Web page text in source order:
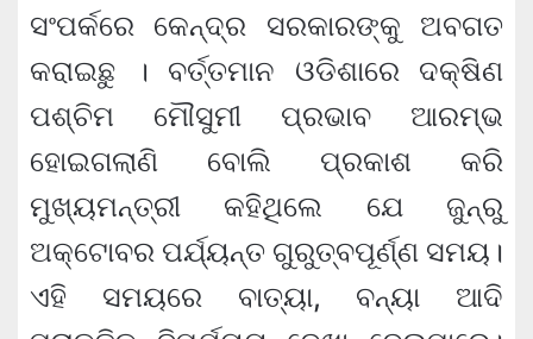
ସଂପର୍କରେ କେନ୍ଦ୍ର ସରକାରଙ୍କୁ ଅବଗତ
କରାଇଛୁ । ବର୍ତ୍ତମାନ ଓଡିଶାରେ ଦକ୍ଷିଣ
ପଶ୍ଚିମ ମୌସୁମୀ ପ୍ରଭାବ ଆରମ୍ଭ
ହୋଇଗଲାଣି ବୋଲି ପ୍ରକାଶ କରି
ମୁଖ୍ୟମନ୍ତ୍ରୀ କହିଥିଲେ ଯେ ଜୁନ୍‌ରୁ
ଅକ୍ଟୋବର ପର୍ଯ୍ୟନ୍ତ ଗୁରୁତ୍ବପୂର୍ଣ୍ଣ ସମୟ।
ଏହି ସମୟରେ ବାତ୍ୟା, ବନ୍ୟା ଆଦି